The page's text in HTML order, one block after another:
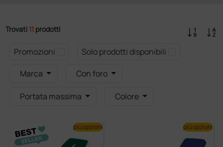
Trovati 11 prodotti
Promozioni
Solo prodotti disponibili
Marca
Con foro
Portata massima Colore
più opzioni più opzioni